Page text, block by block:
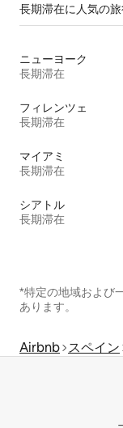
長期滞在に人気の
ニューヨーク
長期滞在
フィレンツェ
長期滞在
マイアミ
長期滞在
シアトル
長期滞在
*特定の地域および
あります。
Airbnb スペイン